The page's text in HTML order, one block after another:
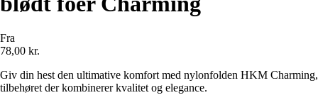
Fra
78,00 kr.
Giv din hest den ultimative komfort med nylonfolden HKM Charming,
tilbehøret der kombinerer kvalitet og elegance.